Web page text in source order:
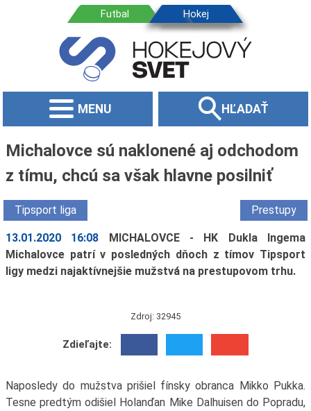
MENU HĽADAŤ
Michalovce sú naklonené aj odchodom
z tímu, chcú sa však hlavne posilniť
Tipsport liga Prestupy
13.01.2020 16:08
MICHALOVCE - HK Dukla Ingema
Michalovce patrí v posledných dňoch z tímov Tipsport
ligy medzi najaktívnejšie mužstvá na prestupovom trhu.
Zdroj: 32945
Zdieľajte:
Naposledy do mužstva prišiel fínsky obranca Mikko Pukka.
Tesne predtým odišiel Holanďan Mike Dalhuisen do Popradu,